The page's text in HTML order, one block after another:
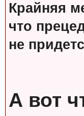
Крайняя
что
не
А вот